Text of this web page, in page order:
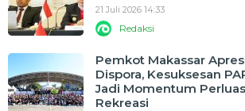
21 Juli 2026 14:33
Redaksi
Pemkot Makassar
Dispora, Kesuksesan
Jadi Momentum
Rekreasi